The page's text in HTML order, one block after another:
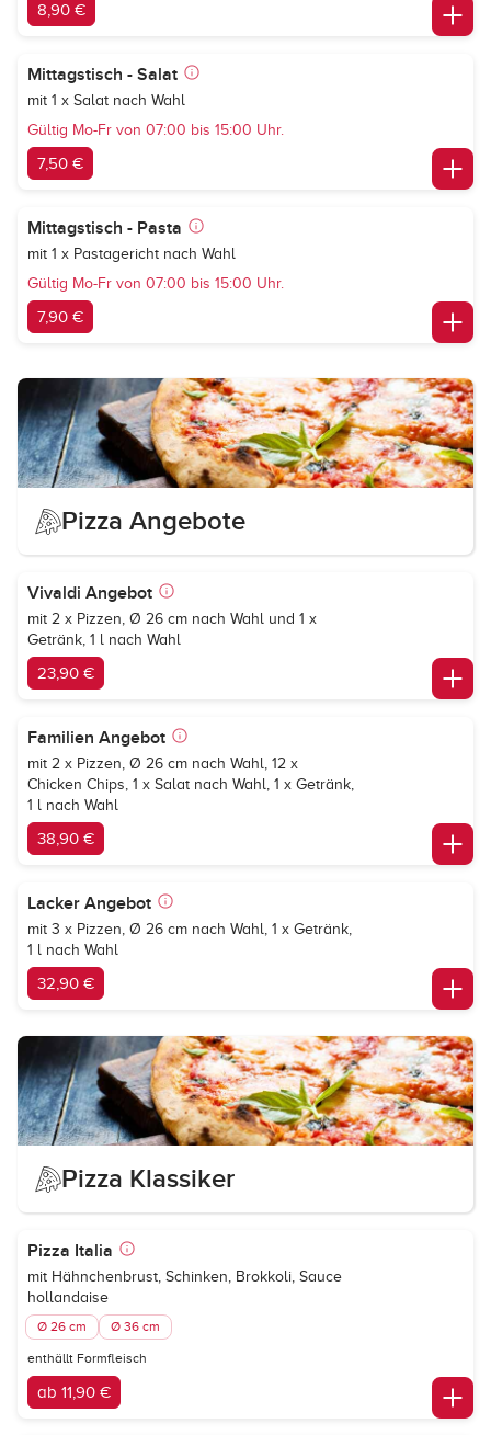
8,90 €
Mittagstisch - Salat
mit 1 x Salat nach Wahl
Gültig Mo-Fr von 07:00 bis 15:00 Uhr.
7,50 €
Mittagstisch - Pasta
mit 1 x Pastagericht nach Wahl
Gültig Mo-Fr von 07:00 bis 15:00 Uhr.
7,90 €
Pizza Angebote
Vivaldi Angebot
mit 2 x Pizzen, Ø 26 cm nach Wahl und 1 x
Getränk, 1 l nach Wahl
23,90 €
Familien Angebot
mit 2 x Pizzen, Ø 26 cm nach Wahl, 12 x
Chicken Chips, 1 x Salat nach Wahl, 1 x Getränk,
1 l nach Wahl
38,90 €
Lacker Angebot
mit 3 x Pizzen, Ø 26 cm nach Wahl, 1 x Getränk,
1 l nach Wahl
32,90 €
Pizza Klassiker
Pizza Italia
mit Hähnchenbrust, Schinken, Brokkoli, Sauce
hollandaise
Ø 26 cm Ø 36 cm
enthällt Formfleisch
ab 11,90 €